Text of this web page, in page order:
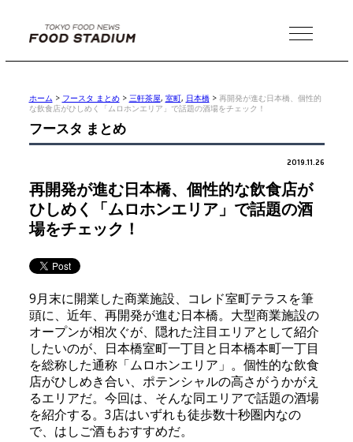
MENU
ホーム > フースタ まとめ> 三軒茶屋, 室町, 日本橋> 再開発が進む日本橋、個性的
な飲食店がひしめく「ムロホンエリア」で話題の酒場をチェック！
フースタ まとめ
2019.11.26
再開発が進む日本橋、個性的な飲食店が
ひしめく「ムロホンエリア」で話題の酒
場をチェック！
9月末に開業した商業施設、コレド室町テラスを筆
頭に、近年、再開発が進む日本橋。大型商業施設の
オープンが相次ぐが、隠れた注目エリアとして紹介
したいのが、日本橋室町一丁目と日本橋本町一丁目
を総称した通称「ムロホンエリア」。個性的な飲食
店がひしめき合い、ポテンシャルの高さがうかがえ
るエリアだ。今回は、そんな同エリアで話題の酒場
を紹介する。3店はいずれも徒歩数十秒圏内なの
で、はしご酒もおすすめだ。